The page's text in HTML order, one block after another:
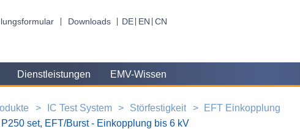
Downloads DE EN CN
Dienstleistungen EMV-Wissen
IC Test System Störfestigkeit
EFT Einkopplung
P250 set, EFT/Burst - Einkopplung bis 6 kV